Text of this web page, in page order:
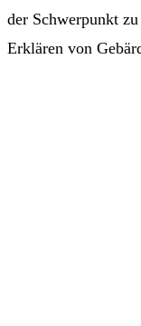
der Schwerpunkt
Erklären von